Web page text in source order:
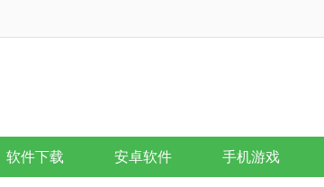
软件下载 安卓软件 手机游戏